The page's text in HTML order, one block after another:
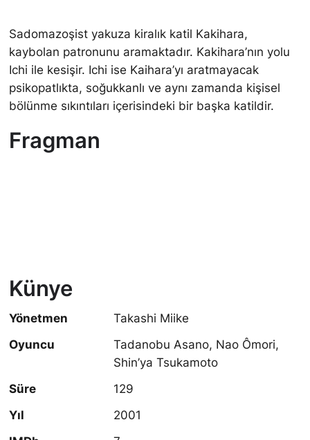
Sadomazoşist yakuza kiralık katil Kakihara,
kaybolan patronunu aramaktadır. Kakihara’nın yolu
Ichi ile kesişir. Ichi ise Kaihara’yı aratmayacak
psikopatlıkta, soğukkanlı ve aynı zamanda kişisel
bölünme sıkıntıları içerisindeki bir başka katildir.
Fragman
Künye
Yönetmen
Takashi Miike
Oyuncu
Tadanobu Asano, Nao Ômori,
Shin’ya Tsukamoto
Süre
129
Yıl
2001